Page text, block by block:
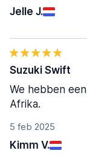
Jelle J.
5 feb 2025
Kimm V.
Suzuki Swift
We hebben
Afrika.